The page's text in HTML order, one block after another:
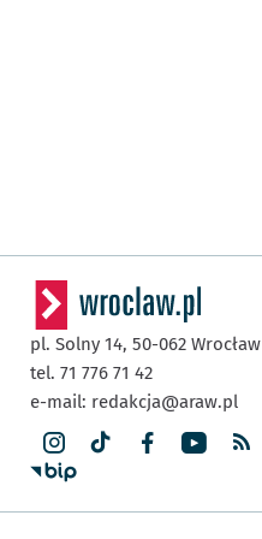
pl. Solny 14, 50-062 Wrocław
tel. 71 776 71 42
e-mail: redakcja@araw.pl